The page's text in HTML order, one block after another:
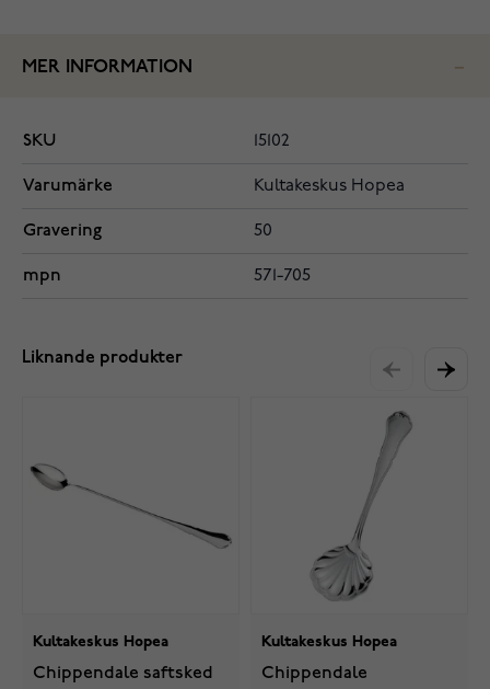
MER INFORMATION
SKU 15102
Varumärke Kultakeskus Hopea
Gravering 50
mpn 571-705
Liknande produkter
Kultakeskus Hopea
Chippendale saftsked
Kultakeskus Hopea
Chippendale